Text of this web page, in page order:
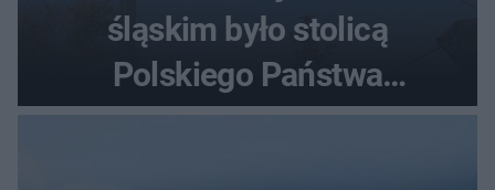
śląskim było stolicą
Polskiego Państwa